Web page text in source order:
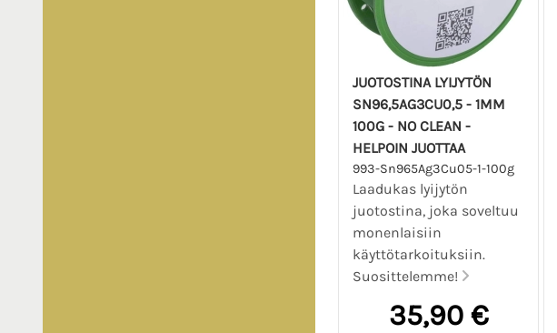
JUOTOSTINA LYIJYTÖN
SN96,5AG3CU0,5 - 1MM
100G - NO CLEAN -
HELPOIN JUOTTAA
993-Sn965Ag3Cu05-1-100g
Laadukas lyijytön
juotostina, joka soveltuu
monenlaisiin
käyttötarkoituksiin.
Suosittelemme!
35,90 €